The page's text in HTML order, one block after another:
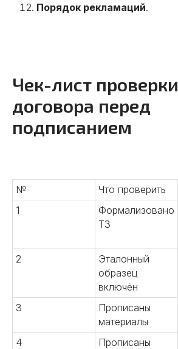
Порядок рекламаций.
Чек-лист проверки
договора перед
подписанием
№ Что проверить
1
Формализовано
ТЗ
2
Эталонный
образец
включён
3
Прописаны
материалы
4
Прописаны
Улучшаем условия сделки.
Оформляем юридическое
сопровождения сделок.
Заключаем контракты от лица
китайской компании.
Контролируем условия оплаты.
Консультируем по вопросам